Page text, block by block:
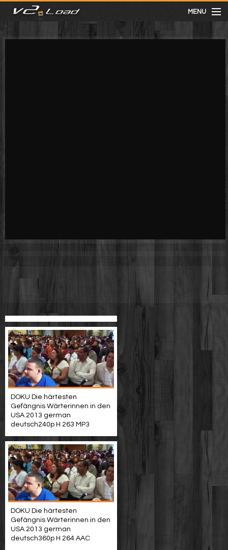
MENU
meist gesehen
DOKU Die härtesten
Gefängnis Wärterinnen in den
USA 2013 german
deutsch240p H 263 MP3
DOKU Die härtesten
Gefängnis Wärterinnen in den
USA 2013 german
deutsch360p H 264 AAC